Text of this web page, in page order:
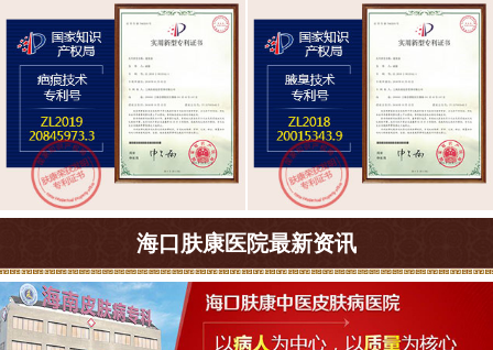
海口肤康医院最新资讯